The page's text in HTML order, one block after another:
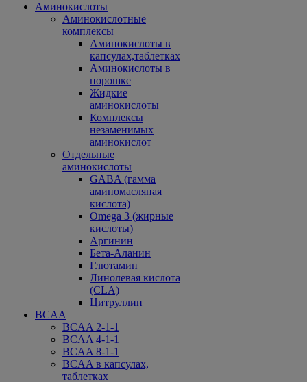
Аминокислоты
Аминокислотные
комплексы
Аминокислоты в
капсулах,таблетках
Аминокислоты в
порошке
Жидкие
аминокислоты
Комплексы
незаменимых
аминокислот
Отдельные
аминокислоты
GABA (гамма
аминомасляная
кислота)
Omega 3 (жирные
кислоты)
Аргинин
Бета-Аланин
Глютамин
Линолевая кислота
(CLA)
Цитруллин
BCAA
BCAA 2-1-1
BCAA 4-1-1
BCAA 8-1-1
BCAA в капсулах,
таблетках